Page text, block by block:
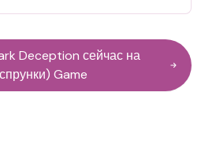
Deception сейчас на
Game